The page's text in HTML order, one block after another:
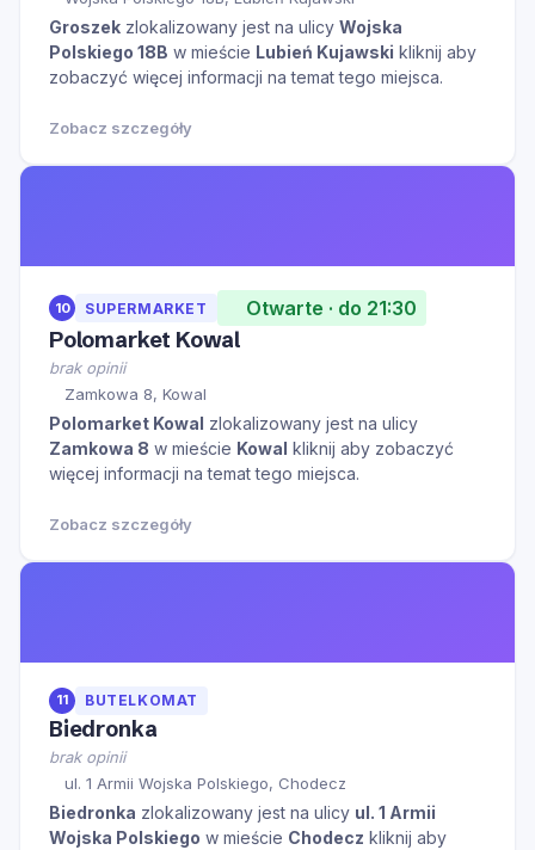
Groszek zlokalizowany jest na ulicy Wojska
Polskiego 18B w mieście Lubień Kujawski kliknij aby
zobaczyć więcej informacji na temat tego miejsca.
Zobacz szczegóły
10 SUPERMARKET Otwarte · do 21:30
Polomarket Kowal
brak opinii
Zamkowa 8, Kowal
Polomarket Kowal zlokalizowany jest na ulicy
Zamkowa 8 w mieście Kowal kliknij aby zobaczyć
więcej informacji na temat tego miejsca.
Zobacz szczegóły
11 BUTELKOMAT
Biedronka
brak opinii
ul. 1 Armii Wojska Polskiego, Chodecz
Biedronka zlokalizowany jest na ulicy ul. 1 Armii
Wojska Polskiego w mieście Chodecz kliknij aby